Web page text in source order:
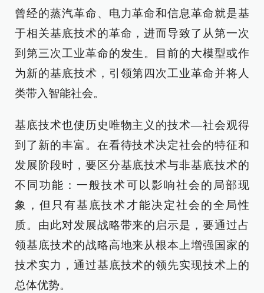
曾经的蒸汽革命、电力革命和信息革命就是基
于相关基底技术的革命，进而导致了从第一次
到第三次工业革命的发生。目前的大模型或作
为新的基底技术，引领第四次工业革命并将人
类带入智能社会。
基底技术也使历史唯物主义的技术—社会观得
到了新的丰富。在看待技术决定社会的特征和
发展阶段时，要区分基底技术与非基底技术的
不同功能：一般技术可以影响社会的局部现
象，但只有基底技术才能决定社会的全局性
质。由此对发展战略带来的启示是，要通过占
领基底技术的战略高地来从根本上增强国家的
技术实力，通过基底技术的领先实现技术上的
总体优势。